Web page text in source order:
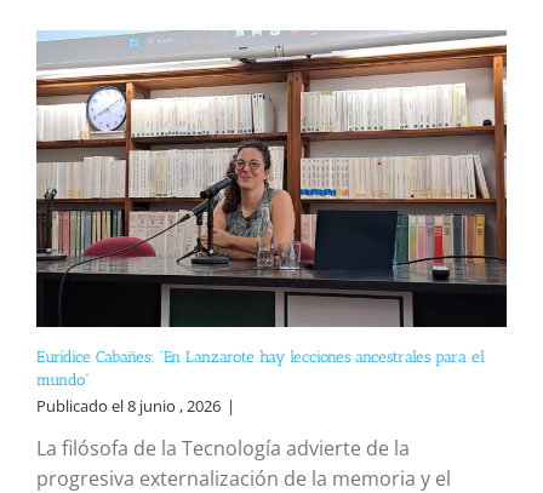
Eurídice Cabañes: “En Lanzarote hay lecciones ancestrales para el
mundo”
Publicado el 8 junio , 2026 |
La filósofa de la Tecnología advierte de la
progresiva externalización de la memoria y el